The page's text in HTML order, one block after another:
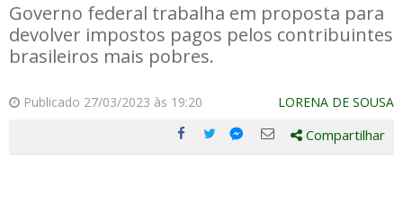
Governo federal trabalha em proposta para
devolver impostos pagos pelos contribuintes
brasileiros mais pobres.
Publicado 27/03/2023 às 19:20 LORENA DE SOUSA
Compartilhe
Compartilhe
Compartilhe
Compartilhe
Compartilhar